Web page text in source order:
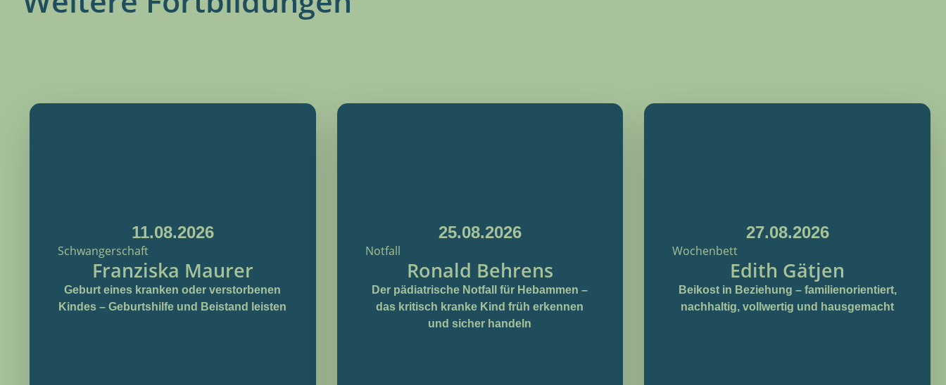
11.08.2026
Schwangerschaft
Franziska Maurer
Geburt eines kranken oder verstorbenen
Kindes – Geburtshilfe und Beistand leisten
25.08.2026
Notfall
Ronald Behrens
Der pädiatrische Notfall für Hebammen –
das kritisch kranke Kind früh erkennen
und sicher handeln
27.08.2026
Wochenbett
Edith Gätjen
Beikost in Beziehung – familienorientiert,
nachhaltig, vollwertig und hausgemacht